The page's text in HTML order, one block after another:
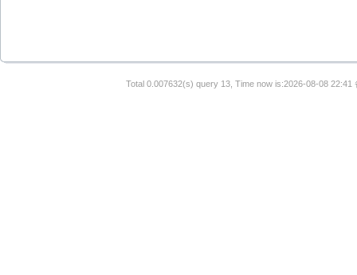
Total 0.007632(s) query 13, Time now is:2026-08-08 22:41